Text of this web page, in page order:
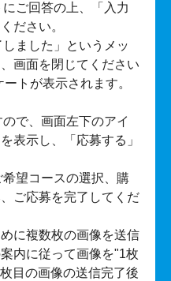
ご回答の上、「入力
ださい。
ました」というメッ
画面を閉じてください
トが表示されます。
で、画面左下のアイ
表示し、「応募する」
望コースの選択、購
ご応募を完了してくだ
に複数枚の画像を送信
内に従って画像を"1枚
目の画像の送信完了後